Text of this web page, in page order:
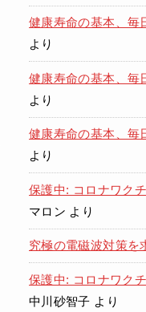
健康寿命の基本、毎
より
健康寿命の基本、毎
より
健康寿命の基本、毎
より
保護中: コロナワク
マロン より
究極の電磁波対策を
保護中: コロナワク
中川砂智子 より